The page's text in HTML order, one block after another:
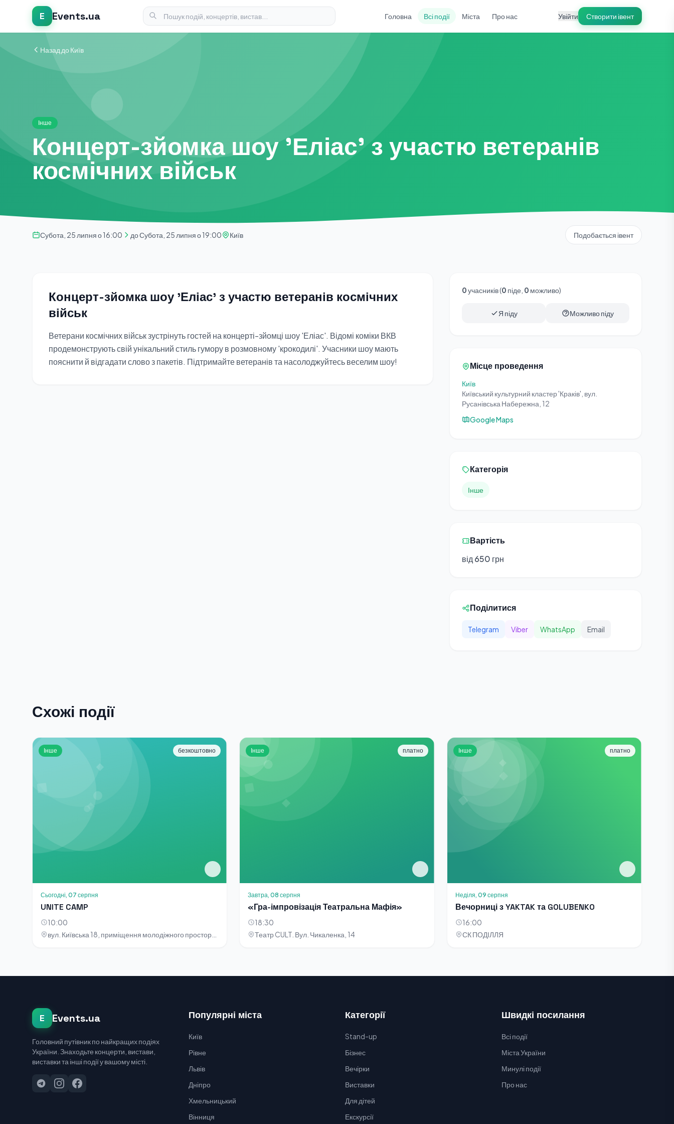
E Events.ua Головна Всі події Міста Про нас Увійти Створити івент
Назад до Київ
Інше
Концерт-зйомка шоу 'Еліас' з участю ветеранів
космічних військ
Субота, 25 липня о 16:00 до Субота, 25 липня о 19:00 Київ Подобається івент
Концерт-зйомка шоу 'Еліас' з участю ветеранів космічних
військ
Ветерани космічних військ зустрінуть гостей на концерті-зйомці шоу 'Еліас'. Відомі коміки ВКВ
продемонструють свій унікальний стиль гумору в розмовному 'крокодилі'. Учасники шоу мають
пояснити й відгадати слово з пакетів. Підтримайте ветеранів та насолоджуйтесь веселим шоу!
0учасників (0 піде, 0 можливо)
Я піду Можливо піду
Місце проведення
Київ
Київський культурний кластер 'Краків', вул.
Русанівська Набережна, 12
Google Maps
Категорія
Інше
Вартість
від 650 грн
Поділитися
Telegram Viber WhatsApp Email
Схожі події
Інше безкоштовно
Сьогодні, 07 серпня
UNITE CAMP
10:00
Інше платно
Завтра, 08 серпня
«Гра-імпровізація Театральна Мафія»
18:30
Театр CULT. Вул. Чикаленка, 14
Інше платно
Неділя, 09 серпня
Вечорниці з YAKTAK та GOLUBENKO
16:00
СК ПОДІЛЛЯ
E Events.ua
Головний путівник по найкращих подіях
України. Знаходьте концерти, вистави,
виставки та інші події у вашому місті.
Популярні міста
Київ
Рівне
Львів
Дніпро
Хмельницький
Вінниця
Категорії
Stand-up
Бізнес
Вечірки
Виставки
Для дітей
Екскурсії
Швидкі посилання
Всі події
Міста України
Минулі події
Про нас